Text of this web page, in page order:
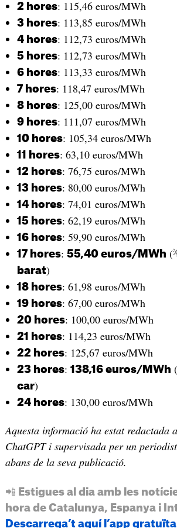
2 hores: 115,46 euros/MWh
3 hores: 113,85 euros/MWh
4 hores: 112,73 euros/MWh
5 hores: 112,73 euros/MWh
6 hores: 113,33 euros/MWh
7 hores: 118,47 euros/MWh
8 hores: 125,00 euros/MWh
9 hores: 111,07 euros/MWh
10 hores: 105,34 euros/MWh
11 hores: 63,10 euros/MWh
12 hores: 76,75 euros/MWh
13 hores: 80,00 euros/MWh
14 hores: 74,01 euros/MWh
15 hores: 62,19 euros/MWh
16 hores: 59,90 euros/MWh
17 hores: 55,40 euros/MWh
barat)
18 hores: 61,98 euros/MWh
19 hores: 67,00 euros/MWh
20 hores: 100,00 euros/MWh
21 hores: 114,23 euros/MWh
22 hores: 125,67 euros/MWh
23 hores: 138,16 euros/MWh
car)
24 hores: 130,00 euros/MWh
Aquesta informació ha estat redactada
ChatGPT i supervisada per un
abans de la seva publicació.
📲 Estigues al dia amb les
hora de Catalunya, Espanya i
Descarrega’t aquí l’app gratuïta